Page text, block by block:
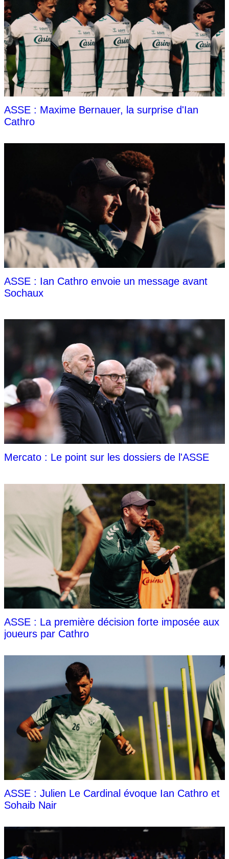
ASSE : Maxime Bernauer, la surprise d'Ian
Cathro
ASSE : Ian Cathro envoie un message avant
Sochaux
Mercato : Le point sur les dossiers de l'ASSE
ASSE : La première décision forte imposée aux
joueurs par Cathro
ASSE : Julien Le Cardinal évoque Ian Cathro et
Sohaib Nair